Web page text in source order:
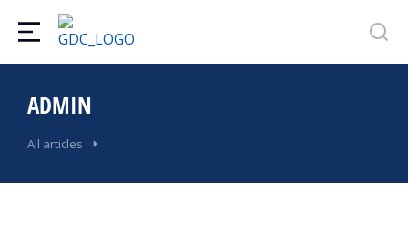
ADMIN
All articles